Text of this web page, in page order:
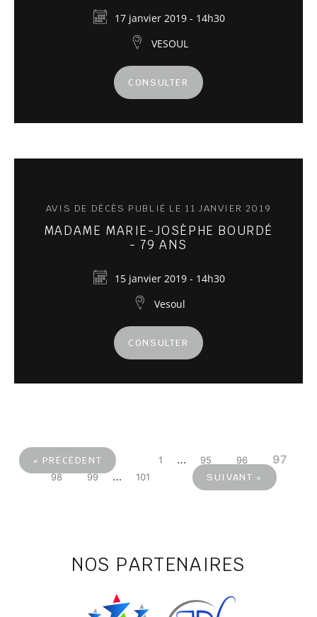
17 janvier 2019 - 14h30
VESOUL
CONSULTER
AVIS DE DÉCÈS PUBLIÉ LE 11 JANVIER 2019
MADAME MARIE-JOSÈPHE BOURDÉ
- 79 ANS
15 janvier 2019 - 14h30
Vesoul
CONSULTER
« PRÉCÉDENT 1 … 95 96 97
98 99 … 101 SUIVANT »
NOS PARTENAIRES